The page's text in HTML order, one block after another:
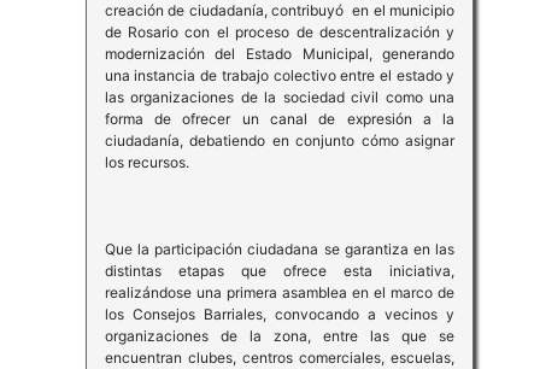
creación de ciudadanía, contribuyó en el municipio
de Rosario con el proceso de descentralización y
modernización del Estado Municipal, generando
una instancia de trabajo colectivo entre el estado y
las organizaciones de la sociedad civil como una
forma de ofrecer un canal de expresión a la
ciudadanía, debatiendo en conjunto cómo asignar
los recursos.
Que la participación ciudadana se garantiza en las
distintas etapas que ofrece esta iniciativa,
realizándose una primera asamblea en el marco de
los Consejos Barriales, convocando a vecinos y
organizaciones de la zona, entre las que se
encuentran clubes, centros comerciales, escuelas,